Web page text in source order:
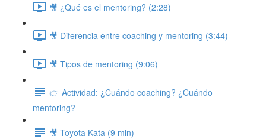
🎥 ¿Qué es el mentoring? (2:28)
🎥 Diferencia entre coaching y mentoring (3:44)
🎥 Tipos de mentoring (9:06)
👉 Actividad: ¿Cuándo coaching? ¿Cuándo
mentoring?
🎥 Toyota Kata (9 min)